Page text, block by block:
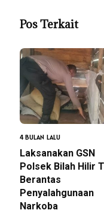
Pos Terkait
4 BULAN LALU
Laksanakan GSN
Polsek Bilah Hilir
Berantas
Penyalahgunaan
Narkoba